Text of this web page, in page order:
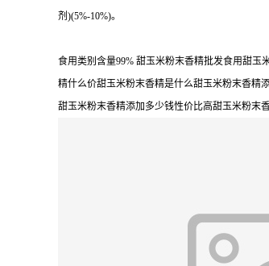
剂)(5%-10%)。
食用类别含量99% 甜玉米粉末香精批发食用甜
精什么价甜玉米粉末香精是什么甜玉米粉末香精
甜玉米粉末香精添加多少钱性价比高甜玉米粉末